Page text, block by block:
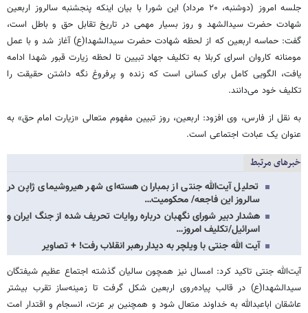
جلسه امروز (دوشنبه، ۲۰ مرداد) این شورا با بیان اینکه پنجشنبه سالروز اربعین
شهادت حضرت سیدالشهد و روز بسیار مهمی در تاریخ تقابل حق و باطل است،
گفت: حماسه‌ اربعین که از لحظه شهادت حضرت سیدالشهدا(ع) آغاز شد و با عمل
مومنانه کاروان اسرای کربلا به تکلیف جهاد تبیین تا لحظه زیارت قبور شهدا ادامه
یافت، الگویی کامل برای کسانی است که زنده و پرفروغ نگه داشتن حقیقت را
تکلیف خود می‌دانند.
به نقل از فارس، وی افزود: اربعین، روز تبیین مفهوم متعالی «زیارت امام حق» به
عنوان یک عبادت اجتماعی است.
خبرهای مرتبط
تحلیل آیت‌الله جنتی از بمباران هسته‏‌ای شهر هیروشیمای ژاپن در
سالروز این فاجعه/ محکومیت…
هشدار دبیر شورای نگهبان درباره روایات تحریف شده از جنگ ایران و
اسرائیل/تکلیف امروز…
آیت الله جنتی با ویلچر به دیدار رهبر انقلاب رفت! + تصاویر
آیت‌الله جنتی تاکید کرد: امسال نیز همچون سالیان گذشته اجتماع عظیم شیفتگان
سیدالشهدا(ع) در قالب پیاده‌روی اربعین شکل گرفت تا زمینه‌ساز تقرب بیشتر
عاشقان اباعبدالله به خداوند متعال شود و همچنین بر عزت، انسجام و اقتدار امت